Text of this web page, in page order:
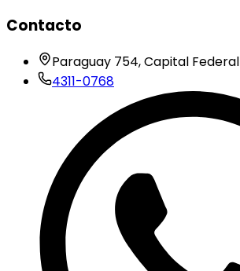
Contacto
Paraguay 754, Capital Federal
4311-0768